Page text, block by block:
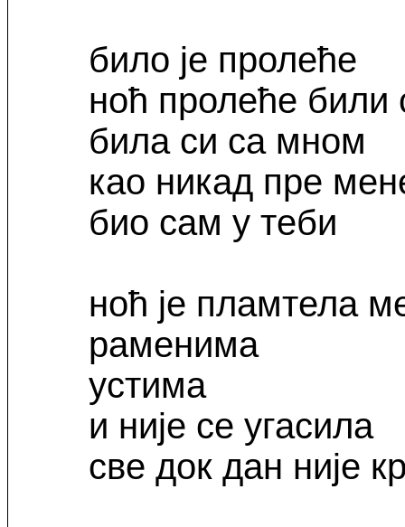
било је пролеће
ноћ пролеће били
била си са мном
као никад пре м
био сам у теби
ноћ је пламтела
раменима
устима
и није се угасила
све док дан није